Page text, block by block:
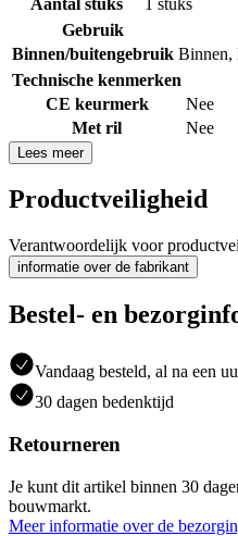
Gebruik
Binnen/buitengebruik Binnen,
Technische kenmerken
CE keurmerk
Nee
Met ril
Nee
Lees meer
Productveiligheid
Verantwoordelijk voor
informatie over de fabrikant
Bestel- en
Vandaag besteld, al na een
30 dagen bedenktijd
Retourneren
Je kunt dit artikel binnen 30
bouwmarkt.
Meer informatie over de